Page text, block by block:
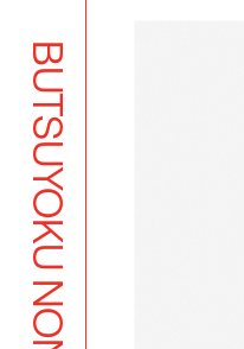
BUTSUYOKU NON STOP